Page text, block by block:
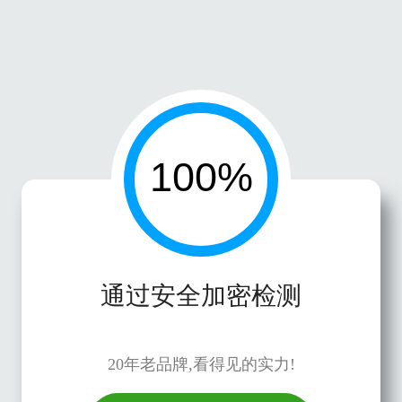
通过安全加密检测
20年老品牌,看得见的实力!